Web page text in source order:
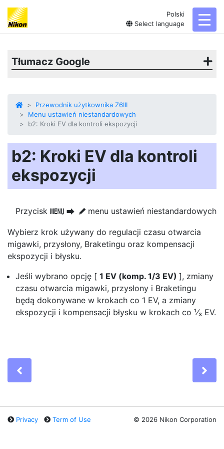
Polski
Select language
Tłumacz Google
Przewodnik użytkownika Z6III
Menu ustawień niestandardowych
b2: Kroki EV dla kontroli ekspozycji
b2: Kroki EV dla kontroli
ekspozycji
Przycisk G U A menu ustawień niestandardowych
Wybierz krok używany do regulacji czasu otwarcia
migawki, przysłony, Braketingu oraz kompensacji
ekspozycji i błysku.
Jeśli wybrano opcję [ 1 EV (komp. 1/3 EV) ], zmiany
czasu otwarcia migawki, przysłony i Braketingu
będą dokonywane w krokach co 1 EV, a zmiany
ekspozycji i kompensacji błysku w krokach co ¹⁄₃ EV.
Privacy Term of Use © 2026 Nikon Corporation